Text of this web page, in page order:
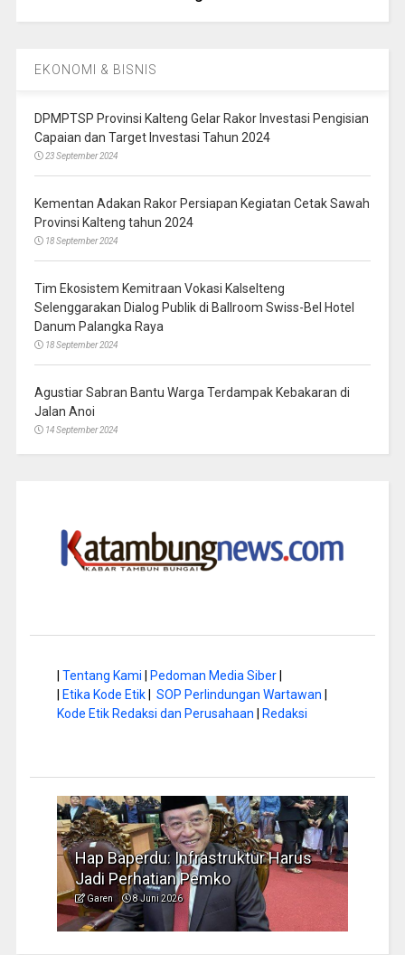
EKONOMI & BISNIS
DPMPTSP Provinsi Kalteng Gelar Rakor Investasi Pengisian
Capaian dan Target Investasi Tahun 2024
23 September 2024
Kementan Adakan Rakor Persiapan Kegiatan Cetak Sawah
Provinsi Kalteng tahun 2024
18 September 2024
Tim Ekosistem Kemitraan Vokasi Kalselteng
Selenggarakan Dialog Publik di Ballroom Swiss-Bel Hotel
Danum Palangka Raya
18 September 2024
Agustiar Sabran Bantu Warga Terdampak Kebakaran di
Jalan Anoi
14 September 2024
Tentang Kami Pedoman Media Siber|
Etika Kode Etik| SOP Perlindungan Wartawan
Kode Etik Redaksi dan Perusahaan
Redaksi
Hap Baperdu: Infrastruktur Harus
Jadi Perhatian Pemko
Garen 8 Juni 2026